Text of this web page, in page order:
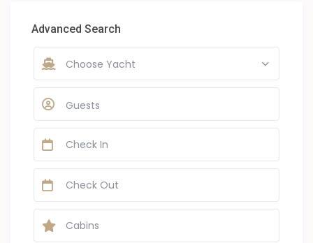
Advanced Search
Choose Yacht
Guests